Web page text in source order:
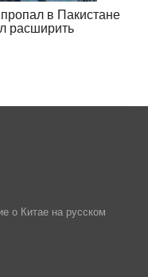
в Пакистане
расширить
о Китае на русском